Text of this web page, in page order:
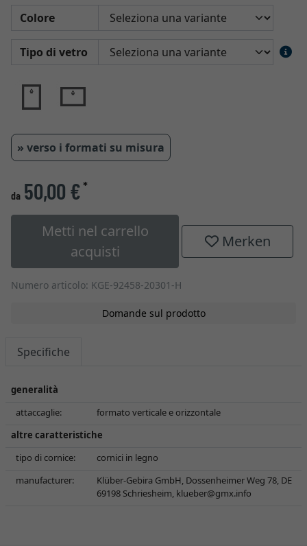
Colore
Tipo di vetro
» verso i formati su misura
da 50,00 €*
Metti nel carrello
acquisti
Merken
Numero articolo: KGE-92458-20301-H
Domande sul prodotto
Specifiche
generalità
attaccaglie:
formato verticale e orizzontale
altre caratteristiche
tipo di cornice:
cornici in legno
manufacturer:
Klüber-Gebira GmbH, Dossenheimer Weg 78, DE
69198 Schriesheim, klueber@gmx.info